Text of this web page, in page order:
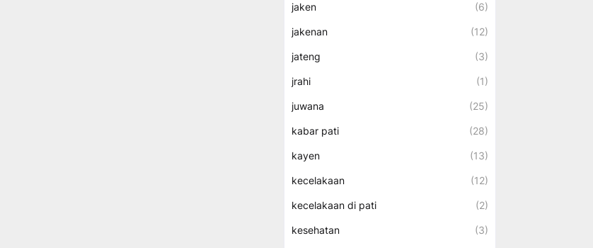
jaken (6)
jakenan (12)
jateng (3)
jrahi (1)
juwana (25)
kabar pati (28)
kayen (13)
kecelakaan (12)
kecelakaan di pati (2)
kesehatan (3)